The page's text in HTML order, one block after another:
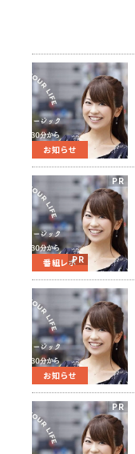
お知らせ
番組レポ
お知らせ